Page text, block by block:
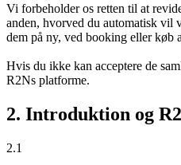
Vi forbeholder os retten til at
anden, hvorved du automatisk vil
dem på ny, ved booking eller køb
Hvis du ikke kan acceptere de
R2Ns platforme.
2. Introduktion og
2.1